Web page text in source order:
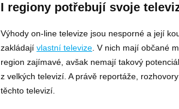
I regiony potřebují svoje
Výhody on-line televize jsou nesporné a její
zakládají vlastní televize . V nich mají občané
region zajímavé, avšak nemají takový
z velkých televizí. A právě reportáže,
těchto televizí.